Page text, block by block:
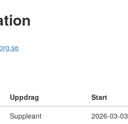
Uppdrag Start
Suppleant 2026-03-03